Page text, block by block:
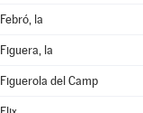
Febró, la
Figuera, la
Figuerola del Camp